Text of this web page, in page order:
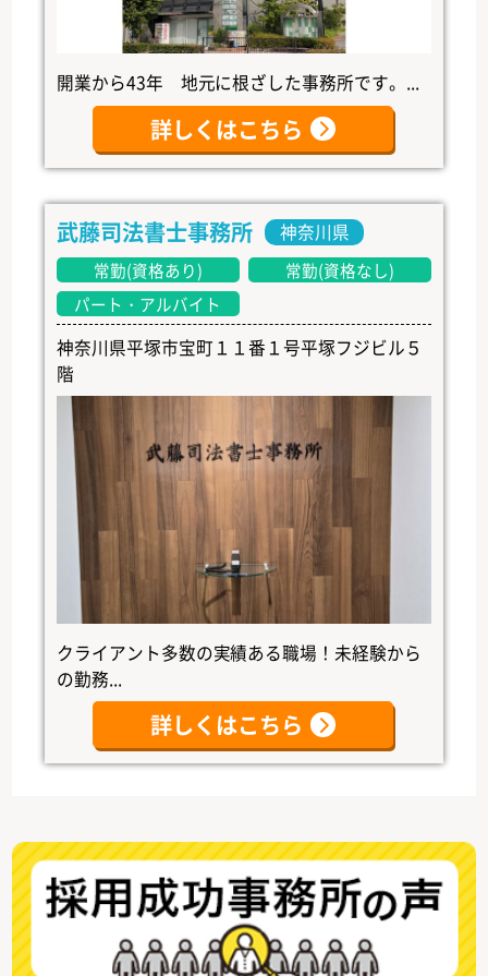
開業から43年 地元に根ざした事務所です。...
詳しくはこちら
武藤司法書士事務所 神奈川県
常勤(資格あり)
常勤(資格なし)
パート・アルバイト
神奈川県平塚市宝町１１番１号平塚フジビル５
階
クライアント多数の実績ある職場！未経験から
の勤務...
詳しくはこちら